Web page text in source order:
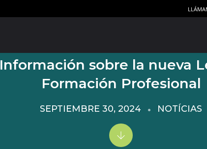
Información sobre la nueva
Formación Profesional
SEPTIEMBRE 30, 2024 NOTÍCIAS